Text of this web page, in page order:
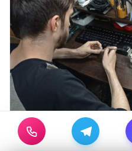
Коренев Николай
7лет